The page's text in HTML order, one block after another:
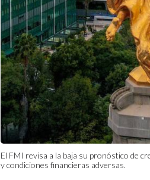
El FMI revisa a la baja su pronóstico de
y condiciones financieras adversas.